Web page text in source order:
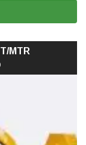
MTR